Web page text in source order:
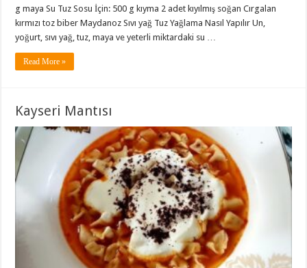
g maya Su Tuz Sosu İçin: 500 g kıyma 2 adet kıyılmış soğan Cırgalan
kırmızı toz biber Maydanoz Sıvı yağ Tuz Yağlama Nasıl Yapılır Un,
yoğurt, sıvı yağ, tuz, maya ve yeterli miktardaki su …
Read More »
Kayseri Mantısı